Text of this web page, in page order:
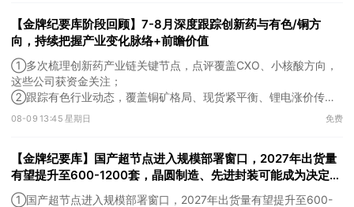
【金牌纪要库阶段回顾】7-8月深度跟踪创新药与有色/铜方
向，持续把握产业变化脉络+前瞻价值
①多次梳理创新药产业链关键节点，点评覆盖CXO、小核酸方向，
这些公司获资金关注；
②跟踪有色行业动态，覆盖铜矿格局、现货紧平衡、锂电涨价传导
等线索，Ta们股价持续走高。
08-09 13:45 星期日 免费
【金牌纪要库】国产超节点进入规模部署窗口，2027年出货量
有望提升至600-1200套，晶圆制造、先进封装可能成为决定出
货增速的关键环节
①国产超节点进入规模部署窗口，2027年出货量有望提升至600-